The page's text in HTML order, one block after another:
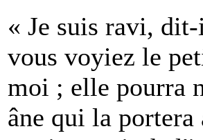
« Je suis ravi,
vous voyiez le
moi ; elle pourra
ne qui la portera